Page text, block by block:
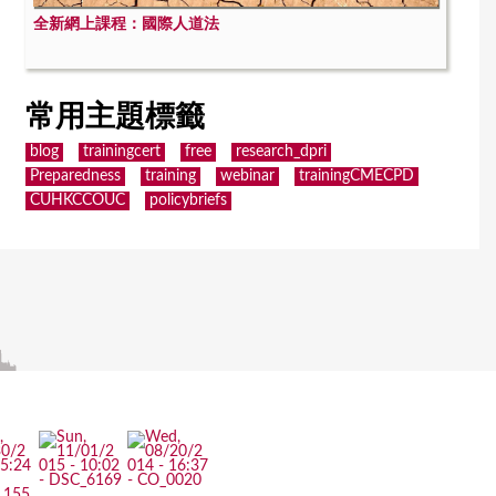
全新網上課程：國際人道法
常用主題標籤
blog trainingcert free
research_dpri
Preparedness
training webinar
trainingCMECPD
CUHKCCOUC
policybriefs